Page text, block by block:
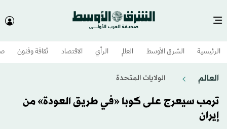
الرئيسية الشرق الأوسط​ العالم الرأي الاقتصاد ثقافة وفنون
العالم الولايات المتحدة​
ترمب سيعرج على كوبا «في طريق العودة» من
إيران